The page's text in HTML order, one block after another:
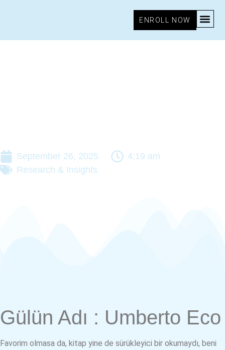
ENROLL NOW
September 26, 2025
4:19 am
Research & Insights
Gülün Adı : Umberto Eco
Favorim olmasa da, kitap yine de sürükleyici bir okumaydı, beni